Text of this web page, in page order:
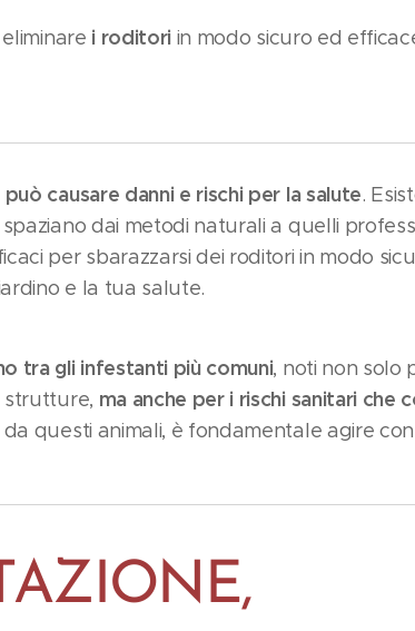
i roditori in modo sicuro ed
causare danni e rischi per la salute.
dai metodi naturali a quelli
per sbarazzarsi dei roditori in modo
e la tua salute.
tra gli infestanti più comuni, noti non solo
strutture, ma anche per i rischi sanitari che
questi animali, è fondamentale agire